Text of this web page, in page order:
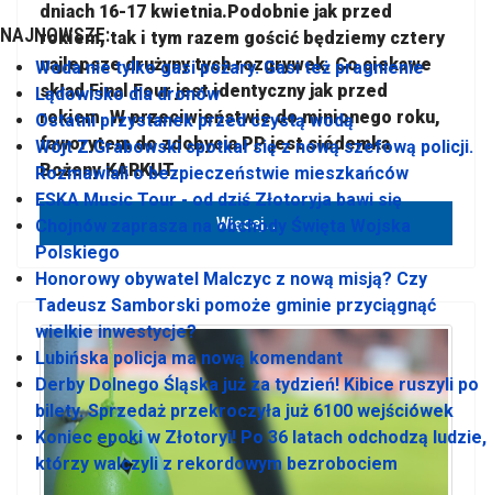
dniach 16-17 kwietnia.Podobnie jak przed
rokiem, tak i tym razem gościć będziemy cztery
najlepsze drużyny tych rozgrywek. Co ciekawe
skład Final Four jest identyczny jak przed
rokiem. W przeciwieństwie do minionego roku,
faworytem do zdobycia PP jest siódemka
Bożeny KARKUT.
Więcej…
NAJNOWSZE:
Woda nie tylko gasi pożary. Gasi też pragnienie
Lądowisko dla dronów
Ostatni przystanek przed czystą wodą
Wójt Z.Grabowski spotkał się z nową szefową policji.
Rozmawiali o bezpieczeństwie mieszkańców
ESKA Music Tour - od dziś Złotoryja bawi się
Chojnów zaprasza na obchody Święta Wojska
Polskiego
Honorowy obywatel Malczyc z nową misją? Czy
Tadeusz Samborski pomoże gminie przyciągnąć
wielkie inwestycje?
Lubińska policja ma nową komendant
Derby Dolnego Śląska już za tydzień! Kibice ruszyli po
bilety. Sprzedaż przekroczyła już 6100 wejściówek
Koniec epoki w Złotoryi! Po 36 latach odchodzą ludzie,
którzy walczyli z rekordowym bezrobociem